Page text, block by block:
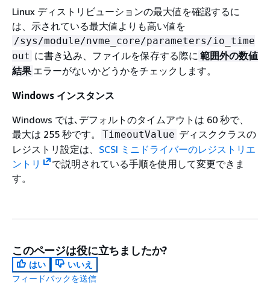
Linux ディストリビューションの最大値を確認するに
は、示されている最大値よりも高い値を
/sys/module/nvme_core/parameters/io_time
out に書き込み、ファイルを保存する際に 範囲外の数値
結果 エラーがないかどうかをチェックします。
Windows インスタンス
Windows では､デフォルトのタイムアウトは 60 秒で、
最大は 255 秒です。
TimeoutValue ディスククラスの
レジストリ設定は、 SCSI ミニドライバーのレジストリエ
ントリ
で説明されている手順を使用して変更できま
す。
このページは役に立ちましたか?
はい
いいえ
フィードバックを送信